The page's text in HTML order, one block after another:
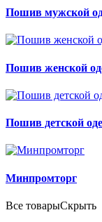
Пошив мужской
Пошив женской
Пошив детской
Минпромторг
Все товарыСкрыть